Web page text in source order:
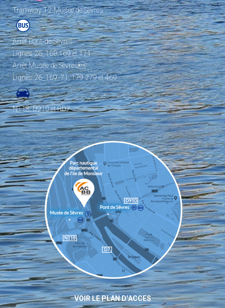
Tramway T2-Musée de Sèvres
Arrêt Pont-de-Sèvres
Lignes 26, 160,169 et 171
Arrêt Musée de Sèvres
Lignes 26, 169, 71, 179 279 et 469
N118, D910 et RD7
VOIR LE PLAN D’ACCES